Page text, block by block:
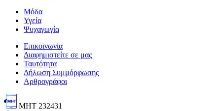
Μόδα
Υγεία
Ψυχαγωγία
Επικοινωνία
Διαφημιστείτε σε μας
Ταυτότητα
Δήλωση Συμμόρφωσης
Αρθρογράφοι
ΜΗΤ 232431